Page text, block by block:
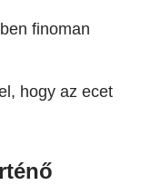
finoman
hogy az ecet